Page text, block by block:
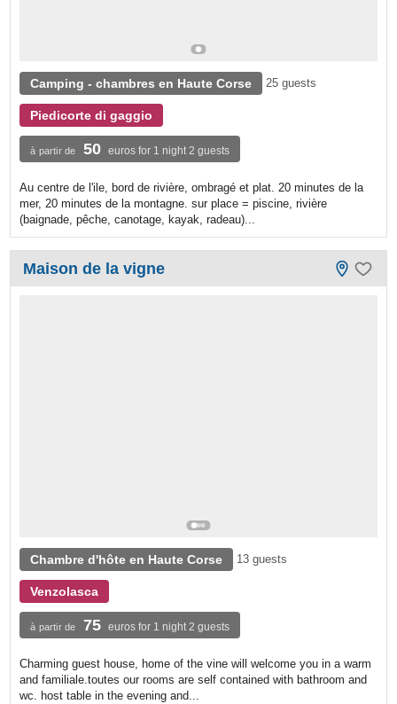
Camping - chambres en Haute Corse 25 guests
Piedicorte di gaggio
à partir de 50 euros for 1 night 2 guests
Au centre de l'ile, bord de rivière, ombragé et plat. 20 minutes de la
mer, 20 minutes de la montagne. sur place = piscine, rivière
(baignade, pêche, canotage, kayak, radeau)...
Maison de la vigne
Chambre d'hôte en Haute Corse 13 guests
Venzolasca
à partir de 75 euros for 1 night 2 guests
Charming guest house, home of the vine will welcome you in a warm
and familiale.toutes our rooms are self contained with bathroom and
wc. host table in the evening and...